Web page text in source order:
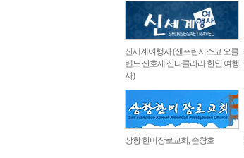
신세계여행사 (샌프란시스코 오클
랜드 산호세 산타클라라 한인 여행
사)
상항 한미장로교회, 손창호